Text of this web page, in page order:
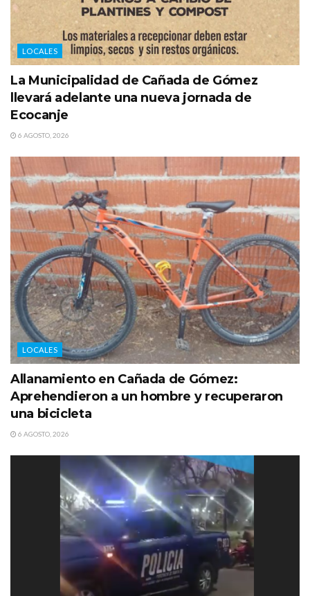
LOCALES
La Municipalidad de Cañada de Gómez
llevará adelante una nueva jornada de
Ecocanje
6 AGOSTO, 2026
LOCALES
Allanamiento en Cañada de Gómez:
Aprehendieron a un hombre y recuperaron
una bicicleta
6 AGOSTO, 2026